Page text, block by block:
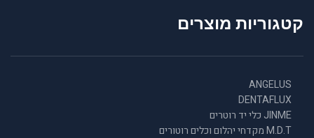
קטגוריות מוצרים
ANGELUS
DENTAFLUX
JINME כלי יד רוטרים
M.D.T מקדחי יהלום וכלים רוטורים